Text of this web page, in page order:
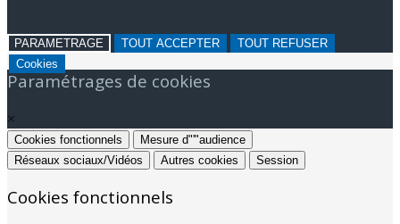
PARAMETRAGE TOUT ACCEPTER
TOUT REFUSER
Cookies
Paramétrages de cookies
×
Cookies fonctionnels
Mesure d"'"audience
Réseaux sociaux/Vidéos
Autres cookies Session
Cookies fonctionnels